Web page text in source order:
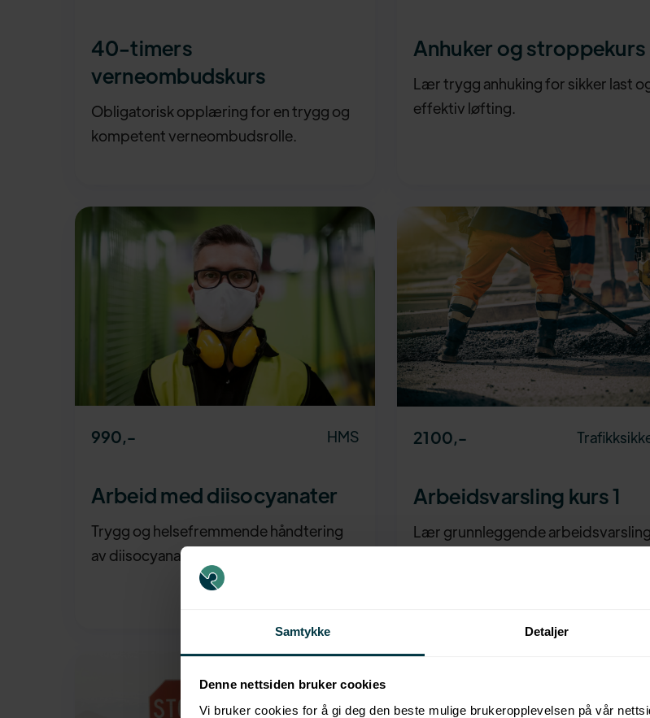
Samtykke Detaljer
Denne nettsiden bruker cookies
Vi bruker cookies for å gi deg den beste mulige brukeropplevelsen på vår
40-timers
verneombudskurs
Obligatorisk opplæring for en trygg og
kompetent verneombudsrolle.
Anhuker og stroppekurs
Lær trygg anhuking for sikker last
effektiv løfting.
990,- HMS
Arbeid med diisocyanater
Trygg og helsefremmende håndtering
av diisocyanater på arbeidsplassen.
2100,-
Arbeidsvarsling kurs 1
Lær grunnleggende